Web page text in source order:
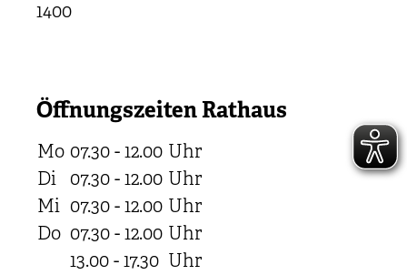
1400
Öffnungszeiten Rathaus
Mo 07.30 - 12.00 Uhr
Di
07.30 - 12.00 Uhr
Mi 07.30 - 12.00 Uhr
Do 07.30 - 12.00 Uhr
13.00 - 17.30 Uhr